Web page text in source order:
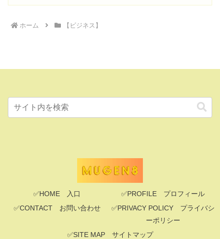
ホーム 【ビジネス】
✅HOME 入口
✅PROFILE プロフィール
✅CONTACT お問い合わせ
✅PRIVACY POLICY プライバシ
ーポリシー
✅SITE MAP サイトマップ